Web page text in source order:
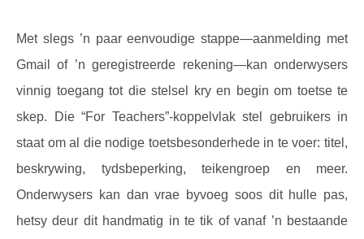
Met slegs ’n paar eenvoudige stappe—aanmelding met
Gmail of ’n geregistreerde rekening—kan onderwysers
vinnig toegang tot die stelsel kry en begin om toetse te
skep. Die “For Teachers”-koppelvlak stel gebruikers in
staat om al die nodige toetsbesonderhede in te voer: titel,
beskrywing, tydsbeperking, teikengroep en meer.
Onderwysers kan dan vrae byvoeg soos dit hulle pas,
hetsy deur dit handmatig in te tik of vanaf ’n bestaande